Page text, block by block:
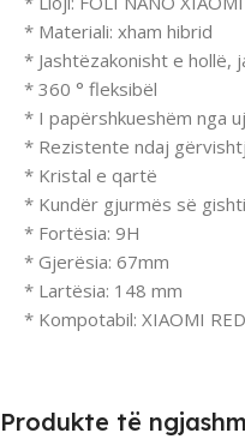
* Materiali: xham hibrid
* Jashtëzakonisht e hollë,
* 360 ° fleksibël
* I papërshkueshëm nga
* Rezistente ndaj
* Kristal e qartë
* Kundër gjurmës së
* Fortësia: 9H
* Gjerësia: 67mm
* Lartësia: 148 mm
* Kompotabil: XIAOMI
Produkte të